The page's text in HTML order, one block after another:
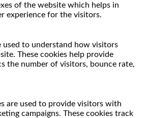
of the website which helps in
experience for the visitors.
used to understand how visitors
These cookies help provide
the number of visitors, bounce rate,
are used to provide visitors with
campaigns. These cookies track